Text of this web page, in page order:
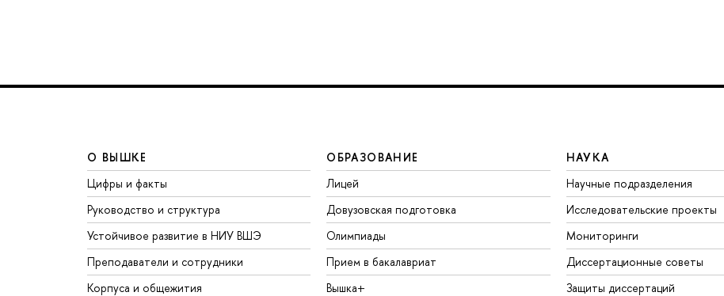
О ВЫШКЕ
Цифры и факты
Руководство и структура
Устойчивое развитие в НИУ ВШЭ
Преподаватели и сотрудники
Корпуса и общежития
ОБРАЗОВАНИЕ
Лицей
Довузовская подготовка
Олимпиады
Прием в бакалавриат
Вышка+
НАУКА
Научные подразделения
Исследовательские проекты
Мониторинги
Диссертационные советы
Защиты диссертаций